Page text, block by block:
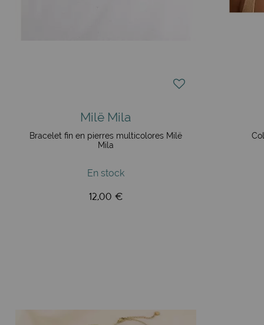
Milë Mila
Bracelet fin en pierres multicolores Milë
Mila
En stock
12,00 €